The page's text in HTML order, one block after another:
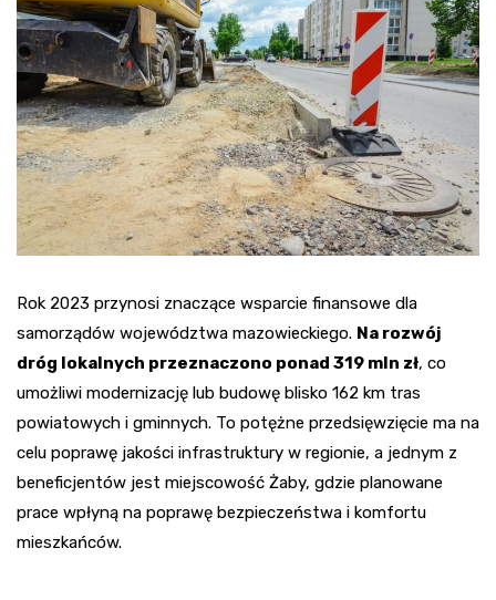
Rok 2023 przynosi znaczące wsparcie finansowe dla
samorządów województwa mazowieckiego. Na rozwój
dróg lokalnych przeznaczono ponad 319 mln zł, co
umożliwi modernizację lub budowę blisko 162 km tras
powiatowych i gminnych. To potężne przedsięwzięcie ma na
celu poprawę jakości infrastruktury w regionie, a jednym z
beneficjentów jest miejscowość Żaby, gdzie planowane
prace wpłyną na poprawę bezpieczeństwa i komfortu
mieszkańców.